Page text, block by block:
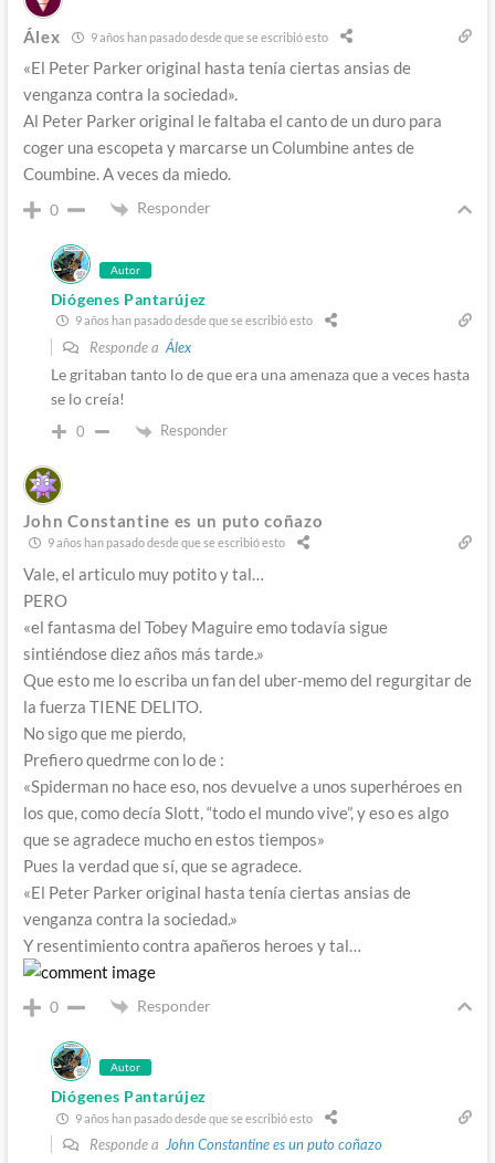
Álex 9 años han pasado desde que se escribió esto
«El Peter Parker original hasta tenía ciertas ansias de
venganza contra la sociedad».
Al Peter Parker original le faltaba el canto de un duro para
coger una escopeta y marcarse un Columbine antes de
Coumbine. A veces da miedo.
0 Responder
Autor
Diógenes Pantarújez
9 años han pasado desde que se escribió esto
Responde a Álex
Le gritaban tanto lo de que era una amenaza que a veces hasta
se lo creía!
0 Responder
John Constantine es un puto coñazo
9 años han pasado desde que se escribió esto
Vale, el articulo muy potito y tal…
PERO
«el fantasma del Tobey Maguire emo todavía sigue
sintiéndose diez años más tarde.»
Que esto me lo escriba un fan del uber-memo del regurgitar de
la fuerza TIENE DELITO.
No sigo que me pierdo,
Prefiero quedrme con lo de :
«Spiderman no hace eso, nos devuelve a unos superhéroes en
los que, como decía Slott, “todo el mundo vive”, y eso es algo
que se agradece mucho en estos tiempos»
Pues la verdad que sí, que se agradece.
«El Peter Parker original hasta tenía ciertas ansias de
venganza contra la sociedad.»
Y resentimiento contra apañeros heroes y tal…
0 Responder
Autor
Diógenes Pantarújez
9 años han pasado desde que se escribió esto
Responde a John Constantine es un puto coñazo